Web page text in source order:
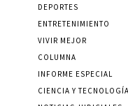
DEPORTES
ENTRETENIMIENTO
VIVIR MEJOR
COLUMNA
INFORME ESPECIAL
CIENCIA Y TECNOLOGÍA